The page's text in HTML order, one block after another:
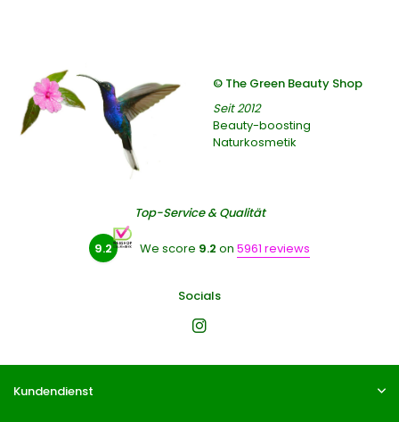
© The Green Beauty Shop
Seit 2012
Beauty-boosting
Naturkosmetik
Top-Service & Qualität
9.2 We score 9.2 on 5961 reviews
Socials
Kundendienst